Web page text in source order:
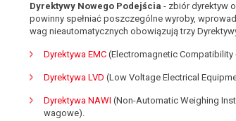
Dyrektywy Nowego Podejścia - zbiór dyrektyw
powinny spełniać poszczególne wyroby,
wag nieautomatycznych obowiązują trzy
Dyrektywa EMC (Electromagnetic
Dyrektywa LVD (Low Voltage Electrical
Dyrektywa NAWI (Non-Automatic Weighing
wagowe).